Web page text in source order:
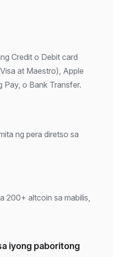
Credit o Debit card
at Maestro), Apple
Pay, o Bank Transfer.
ng pera diretso sa
200+ altcoin sa mabilis,
iyong paboritong